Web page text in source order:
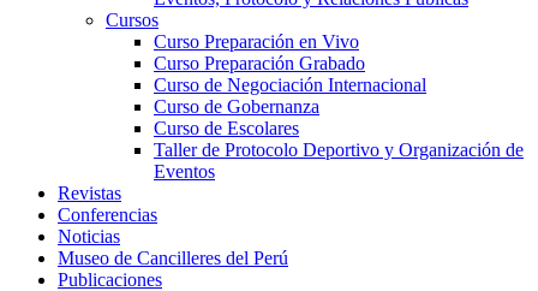
Cursos
Curso Preparación en Vivo
Curso Preparación Grabado
Curso de Negociación Internacional
Curso de Gobernanza
Curso de Escolares
Taller de Protocolo Deportivo y Organización de
Eventos
Revistas
Conferencias
Noticias
Museo de Cancilleres del Perú
Publicaciones